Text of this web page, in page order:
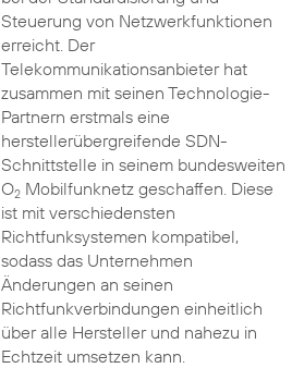
Steuerung von Netzwerkfunktionen
erreicht. Der
Telekommunikationsanbieter hat
zusammen mit seinen Technologie-
Partnern erstmals eine
herstellerübergreifende SDN-
Schnittstelle in seinem bundesweiten
O2Mobilfunknetz geschaffen. Diese
ist mit verschiedensten
Richtfunksystemen kompatibel,
sodass das Unternehmen
Änderungen an seinen
Richtfunkverbindungen einheitlich
über alle Hersteller und nahezu in
Echtzeit umsetzen kann.